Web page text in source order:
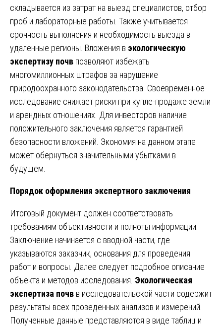
складывается из затрат на выезд специалистов, отбор
проб и лабораторные работы. Также учитывается
срочность выполнения и необходимость выезда в
удаленные регионы. Вложения в экологическую
экспертизу почв позволяют избежать
многомиллионных штрафов за нарушение
природоохранного законодательства. Своевременное
исследование снижает риски при купле-продаже земли
и арендных отношениях. Для инвесторов наличие
положительного заключения является гарантией
безопасности вложений. Экономия на данном этапе
может обернуться значительными убытками в
будущем.
Порядок оформления экспертного заключения
Итоговый документ должен соответствовать
требованиям объективности и полноты информации.
Заключение начинается с вводной части, где
указываются заказчик, основания для проведения
работ и вопросы. Далее следует подробное описание
объекта и методов исследования. Экологическая
экспертиза почв в исследовательской части содержит
результаты всех проведенных анализов и измерений.
Полученные данные представляются в виде таблиц и